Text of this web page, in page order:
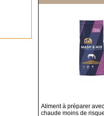
Aliment à préparer
chaude moins de